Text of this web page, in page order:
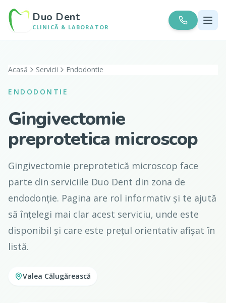
Duo Dent
CLINICĂ & LABORATOR
Acasă Servicii Endodontie
ENDODONTIE
Gingivectomie
preprotetica microscop
Gingivectomie preprotetică microscop face
parte din serviciile Duo Dent din zona de
endodonție. Pagina are rol informativ și te ajută
să înțelegi mai clar acest serviciu, unde este
disponibil și care este prețul orientativ afișat în
listă.
Valea Călugărească